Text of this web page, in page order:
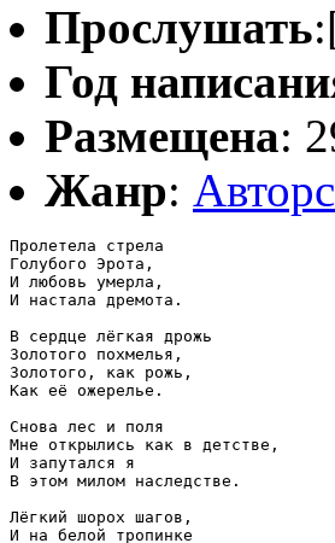
Прослушать
Год
Размещена:
Жанр:
Пролетела стрела
Голубого Эрота,
И любовь умерла,
И настала дремота.
В сердце лёгкая дрожь
Золотого похмелья,
Золотого, как рожь,
Как её ожерелье.
Снова лес и поля
Мне открылись как в детстве,
И запутался я
В этом милом наследстве.
Лёгкий шорох шагов,
И на белой тропинке